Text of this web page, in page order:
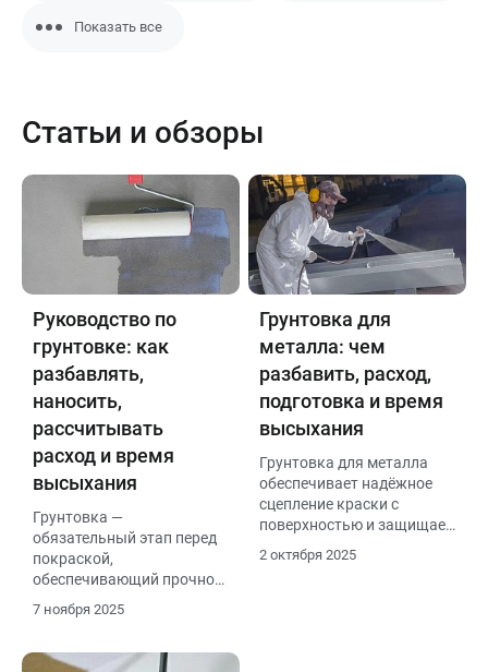
Показать все
Статьи и обзоры
Руководство по
грунтовке: как
разбавлять,
наносить,
рассчитывать
расход и время
высыхания
Грунтовка —
обязательный этап перед
покраской,
обеспечивающий прочное
и ровное покрытие. В
статье рассмотрены виды
применения, способы
7 ноября 2025
Грунтовка для
металла: чем
разбавить, расход,
подготовка и время
высыхания
Грунтовка для металла
обеспечивает надёжное
сцепление краски с
поверхностью и защищает
от коррозии. Перед
нанесением металл
2 октября 2025